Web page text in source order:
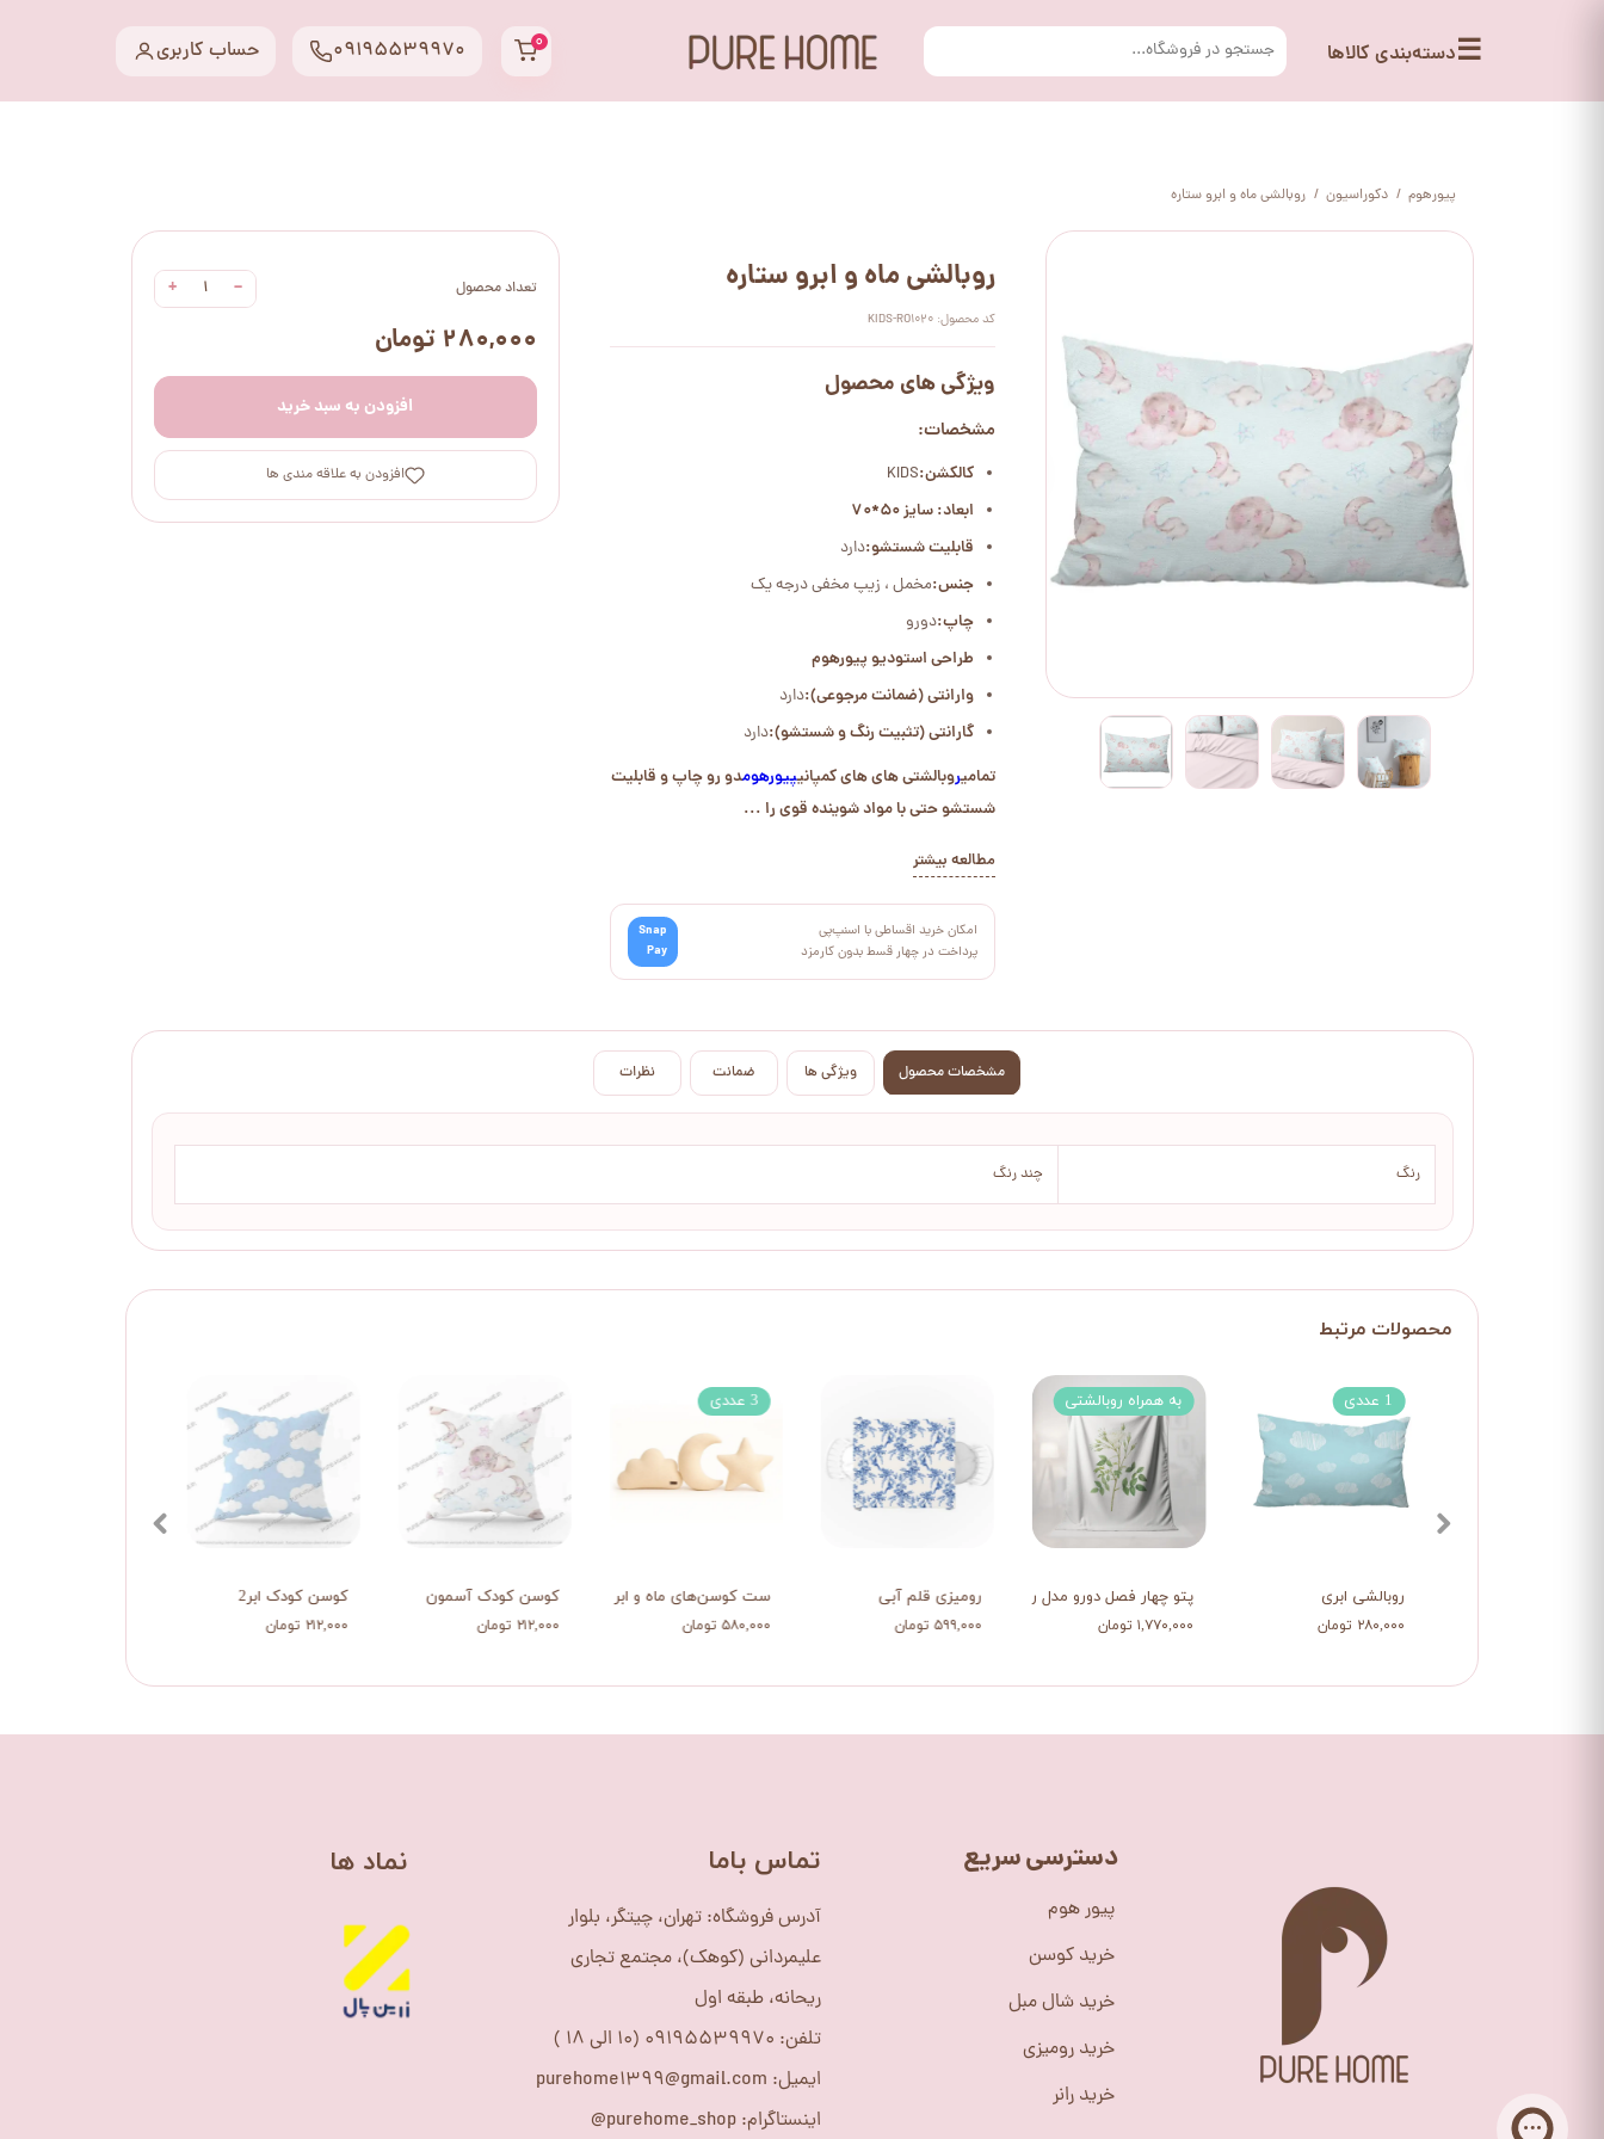
☰دسته‌بندی کالاها ۰ حساب کاربری 09195539970
پیورهوم دکوراسیون روبالشی ماه و ابرو ستاره
تعداد محصول −
+
۲۸۰,۰۰۰ تومان
افزودن به سبد خرید
افزودن به علاقه مندی ها
روبالشی ماه و ابرو ستاره
کد محصول: KIDS-RO1020
ویژگی های محصول
مشخصات:
کالکشن:KIDS
ابعاد: سایز 50*70
قابلیت شستشو:دارد
جنس:مخمل ، زیپ مخفی درجه یک
چاپ:دورو
طراحی استودیو پیورهوم
وارانتی (ضمانت مرجوعی):دارد
گارانتی (تثبیت رنگ و شستشو):دارد
تمامیروبالشتی های های کمپانیپیورهومدو رو چاپ و قابلیت
شستشو حتی با مواد شوینده قوی را ...
مطالعه بیشتر
امکان خرید اقساطی با اسنپ‌پی
پرداخت در چهار قسط بدون کارمزد
Snap
Pay
مشخصات محصول ویژگی ها ضمانت نظرات
رنگ چند رنگ
کوسن کودک ابر2
۲۱۲,۰۰۰ تومان
کوسن کودک آسمون
۲۱۲,۰۰۰ تومان
ست کوسن‌های ماه و ابر و ستاره
۵۸۰,۰۰۰ تومان
3 عددی
رومیزی قلم آبی
۵۹۹,۰۰۰ تومان
پتو چهار فصل دورو مدل رز سفید
۱,۷۷۰,۰۰۰ تومان
به همراه روبالشتی
روبالشی ابری
۲۸۰,۰۰۰ تومان
1 عددی
پیور هوم
خرید کوسن
خرید شال مبل
خرید رومیزی
خرید رانر
دسترسی سریع ​تماس باما
آدرس فروشگاه: تهران، چیتگر، بلوار
علیمردانی (کوهک)، مجتمع تجاری
ریحانه، طبقه اول
تلفن: 09195539970 (10 الی 18 )
ایمیل: purehome1399@gmail.com
اینستاگرام: purehome_shop@
​نماد ها